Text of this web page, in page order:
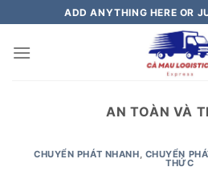
to
content
ADD ANYTHING HERE OR
AN TOÀN VÀ
CHUYỂN PHÁT NHANH, CHUYỂN
THỨC